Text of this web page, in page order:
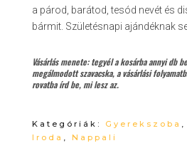
a párod, barátod, tesód nevét és
bármit. Születésnapi ajándéknak
Vásárlás menete: tegyél a kosárba annyi db
megálmodott szavacska, a vásárlási
rovatba írd be, mi lesz az.
Kategóriák: Gyerekszoba ,
Iroda , Nappali